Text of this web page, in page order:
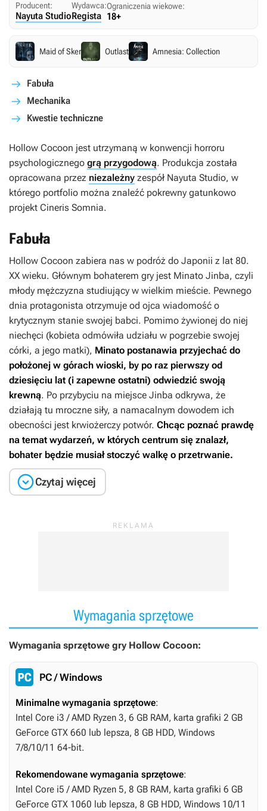
Producent:
Nayuta Studio
Wydawca:
Regista
Ograniczenia wiekowe:
18+
Maid of Sker Outlast Amnesia: Collection
Fabuła
Mechanika
Kwestie techniczne
Hollow Cocoon jest utrzymaną w konwencji horroru
psychologicznego grą przygodową. Produkcja została
opracowana przez niezależny zespół Nayuta Studio, w
którego portfolio można znaleźć pokrewny gatunkowo
projekt Cineris Somnia.
Fabuła
Hollow Cocoon zabiera nas w podróż do Japonii z lat 80.
XX wieku. Głównym bohaterem gry jest Minato Jinba, czyli
młody mężczyzna studiujący w wielkim mieście. Pewnego
dnia protagonista otrzymuje od ojca wiadomość o
krytycznym stanie swojej babci. Pomimo żywionej do niej
niechęci (kobieta odmówiła udziału w pogrzebie swojej
córki, a jego matki), Minato postanawia przyjechać do
położonej w górach wioski, by po raz pierwszy od
dziesięciu lat (i zapewne ostatni) odwiedzić swoją
krewną. Po przybyciu na miejsce Jinba odkrywa, że
działają tu mroczne siły, a namacalnym dowodem ich
obecności jest krwiożerczy potwór. Chcąc poznać prawdę
na temat wydarzeń, w których centrum się znalazł,
bohater będzie musiał stoczyć walkę o przetrwanie.
Czytaj więcej
Wymagania sprzętowe
Wymagania sprzętowe gry Hollow Cocoon:
PC / Windows
Minimalne wymagania sprzętowe:
Intel Core i3 / AMD Ryzen 3, 6 GB RAM, karta grafiki 2 GB
GeForce GTX 660 lub lepsza, 8 GB HDD, Windows
7/8/10/11 64-bit.
Rekomendowane wymagania sprzętowe:
Intel Core i5 / AMD Ryzen 5, 8 GB RAM, karta grafiki 6 GB
GeForce GTX 1060 lub lepsza, 8 GB HDD, Windows 10/11